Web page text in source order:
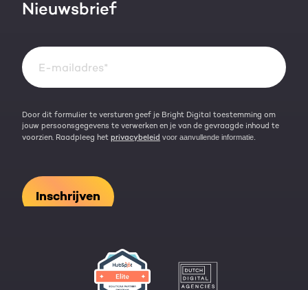
Team
Events & webinars
Kennisbank
Nieuwsbrief
Door dit formulier te versturen geef je Bright Digital toestemming om
jouw persoonsgegevens te verwerken en je van de gevraagde inhoud te
voorzien. Raadpleeg het privacybeleid voor aanvullende informatie.